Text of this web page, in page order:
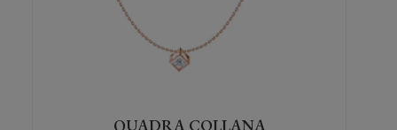
QUADRA COLLANA